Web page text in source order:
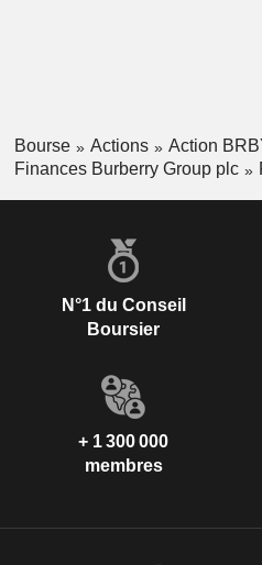
Bourse Actions
Action
Finances Burberry Group plc
N°1 du Conseil
Boursier
+ 1 300 000
membres